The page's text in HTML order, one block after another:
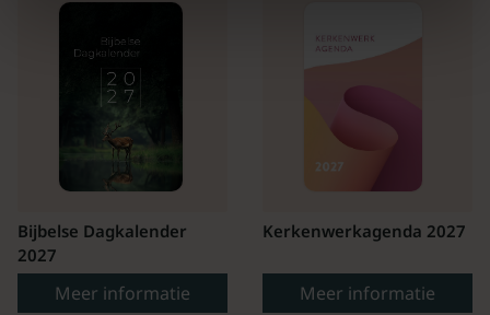
Bijbelse Dagkalender
2027
Meer informatie
Kerkenwerkagenda 2027
Meer informatie